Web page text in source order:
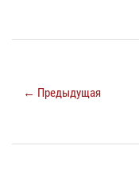
← Предыдущая